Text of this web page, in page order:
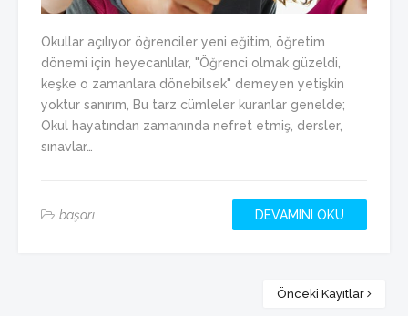
Okullar açılıyor öğrenciler yeni eğitim, öğretim
dönemi için heyecanlılar, "Öğrenci olmak güzeldi,
keşke o zamanlara dönebilsek" demeyen yetişkin
yoktur sanırım, Bu tarz cümleler kuranlar genelde;
Okul hayatından zamanında nefret etmiş, dersler,
sınavlar…
başarı DEVAMINI OKU
Önceki Kayıtlar